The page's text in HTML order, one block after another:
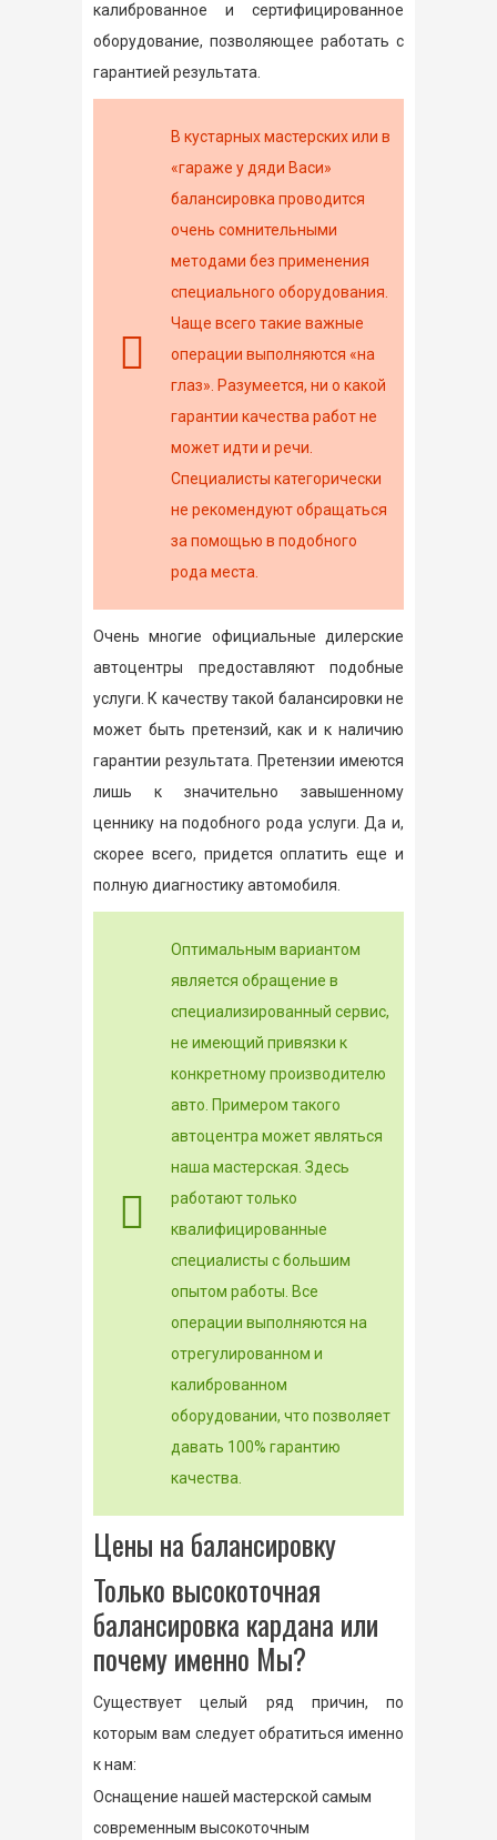
калиброванное и сертифицированное
оборудование, позволяющее работать с
гарантией результата.
В кустарных мастерских или в
«гараже у дяди Васи»
балансировка проводится
очень сомнительными
методами без применения
специального оборудования.
Чаще всего такие важные
операции выполняются «на
глаз». Разумеется, ни о какой
гарантии качества работ не
может идти и речи.
Специалисты категорически
не рекомендуют обращаться
за помощью в подобного
рода места.
Очень многие официальные дилерские
автоцентры предоставляют подобные
услуги. К качеству такой балансировки не
может быть претензий, как и к наличию
гарантии результата. Претензии имеются
лишь к значительно завышенному
ценнику на подобного рода услуги. Да и,
скорее всего, придется оплатить еще и
полную диагностику автомобиля.
Оптимальным вариантом
является обращение в
специализированный сервис,
не имеющий привязки к
конкретному производителю
авто. Примером такого
автоцентра может являться
наша мастерская. Здесь
работают только
квалифицированные
специалисты с большим
опытом работы. Все
операции выполняются на
отрегулированном и
калиброванном
оборудовании, что позволяет
давать 100% гарантию
качества.
Цены на балансировку
Только высокоточная
балансировка кардана или
почему именно Мы?
Существует целый ряд причин, по
которым вам следует обратиться именно
к нам:
Оснащение нашей мастерской самым
современным высокоточным